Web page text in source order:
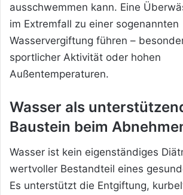
ausschwemmen kann. Eine
im Extremfall zu einer sogenannten
Wasservergiftung führen –
sportlicher Aktivität oder hohen
Außentemperaturen.
Wasser als
Baustein beim
Wasser ist kein eigenständiges
wertvoller Bestandteil eines
Es unterstützt die Entgiftung,